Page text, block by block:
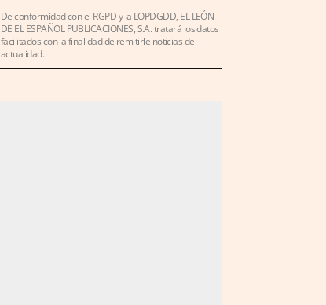
De conformidad con el RGPD y la LOPDGDD, EL LEÓN
DE EL ESPAÑOL PUBLICACIONES, S.A. tratará los datos
facilitados con la finalidad de remitirle noticias de
actualidad.